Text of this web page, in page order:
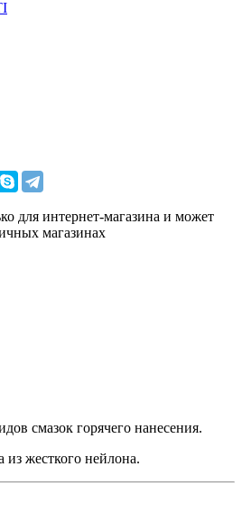
для интернет-магазина и может
магазинах
смазок горячего нанесения.
жесткого нейлона.